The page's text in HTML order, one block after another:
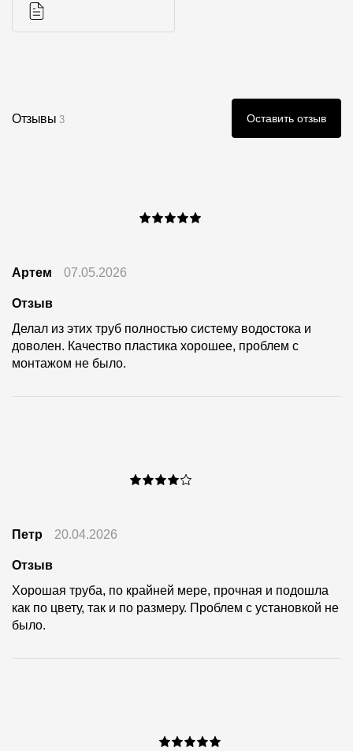
Отзывы 3 Оставить отзыв
Артем 07.05.2026
Отзыв
Делал из этих труб полностью систему водостока и
доволен. Качество пластика хорошее, проблем с
монтажом не было.
Петр 20.04.2026
Отзыв
Хорошая труба, по крайней мере, прочная и подошла
как по цвету, так и по размеру. Проблем с установкой не
было.